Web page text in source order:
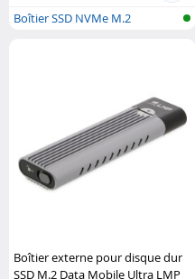
Boîtier SSD NVMe M.2
Boîtier externe pour disque dur
SSD M.2 Data Mobile Ultra LMP